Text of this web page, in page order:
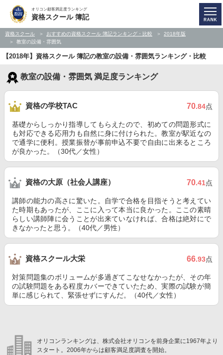
オリコン顧客満足度ランキング
資格スクール 簿記
資格スクール おすすめの資格スクール 簿記ランキング・比較
2018年版
教室の設備・雰囲気
【2018年】資格スクール 簿記の教室の設備・雰囲気ランキング・比較
教室の設備・雰囲気 満足度ランキング
資格の学校TAC 70.84点
基礎からしっかり指導してもらえたので、初めての問題形式に
も対応できる応用力も自然に身に付けられた。教室が駅近なの
で通学に便利。授業振替が事前申込不要で自由に出来るところ
が良かった。（30代／女性）
資格の大原（社会人講座） 70.41点
講師の能力の高さに驚いた。自学で合格を目指そうと考えてい
た時期もあったが、ここに入って本当に良かった。ここの素晴
らしい講師陣に会うことが出来ていなければ、合格は絶対にで
きなかったと思う。（40代／男性）
資格スクール大栄 66.93点
対策問題集のボリュームが多過ぎてこなせなかったが、その年
の試験問題をある程度カバーできていたため、実際の試験が簡
単に感じられて、緊張せずにすんだ。（40代／女性）
オリコンランキングは、株式会社オリコンを前身企業に1967年より
スタート。2006年からは顧客満足度調査を開始。